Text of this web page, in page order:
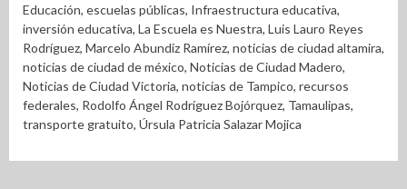
Educación, escuelas públicas, Infraestructura educativa,
inversión educativa, La Escuela es Nuestra, Luis Lauro Reyes
Rodríguez, Marcelo Abundiz Ramírez, noticias de ciudad altamira,
noticias de ciudad de méxico, Noticias de Ciudad Madero,
Noticias de Ciudad Victoria, noticias de Tampico, recursos
federales, Rodolfo Ángel Rodríguez Bojórquez, Tamaulipas,
transporte gratuito, Úrsula Patricia Salazar Mojica